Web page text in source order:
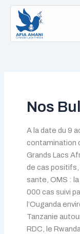
Aller
contenu
Nos
A la date du 9
contamination
Grands Lacs
de cas positifs,
sante, OMS :
000 cas suivi
l’Ouganda
Tanzanie
RDC, le